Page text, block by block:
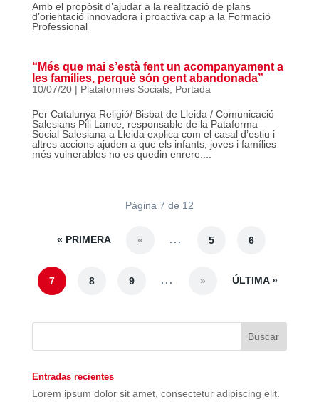
Amb el propòsit d’ajudar a la realització de plans
d’orientació innovadora i proactiva cap a la Formació
Professional
“Més que mai s’està fent un acompanyament a
les famílies, perquè són gent abandonada”
10/07/20| Plataformes Socials, Portada
Per Catalunya Religió/ Bisbat de Lleida / Comunicació
Salesians Pili Lance, responsable de la Pataforma
Social Salesiana a Lleida explica com el casal d’estiu i
altres accions ajuden a que els infants, joves i famílies
més vulnerables no es quedin enrere....
Página 7 de 12
« PRIMERA « ... 5 6
7 8 9 ... » ÚLTIMA »
Entradas recientes
Lorem ipsum dolor sit amet, consectetur adipiscing elit.